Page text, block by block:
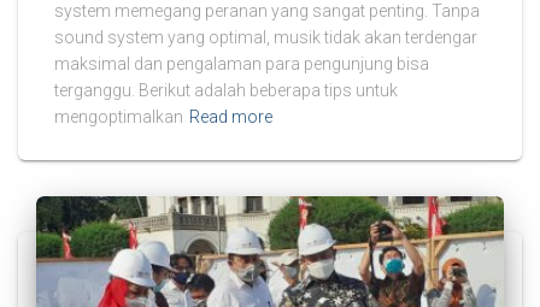
system memegang peranan yang sangat penting. Tanpa
sound system yang optimal, musik tidak akan terdengar
maksimal dan pengalaman para pengunjung bisa
terganggu. Berikut adalah beberapa tips untuk
mengoptimalkan Read more